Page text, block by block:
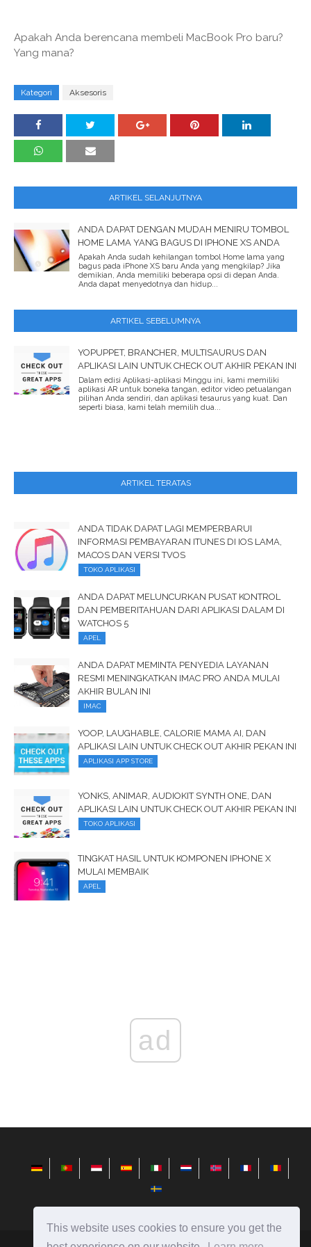
This website uses cookies to ensure you get the
Apakah Anda berencana membeli MacBook Pro baru?
Yang mana?
Kategori Aksesoris
ARTIKEL SELANJUTNYA
ANDA DAPAT DENGAN MUDAH MENIRU TOMBOL
HOME LAMA YANG BAGUS DI IPHONE XS ANDA
Apakah Anda sudah kehilangan tombol Home lama yang
bagus pada iPhone XS baru Anda yang mengkilap? Jika
demikian, Anda memiliki beberapa opsi di depan Anda.
Anda dapat menyedotnya dan hidup...
ARTIKEL SEBELUMNYA
YOPUPPET, BRANCHER, MULTISAURUS DAN
APLIKASI LAIN UNTUK CHECK OUT AKHIR PEKAN INI
Dalam edisi Aplikasi-aplikasi Minggu ini, kami memiliki
aplikasi AR untuk boneka tangan, editor video petualangan
pilihan Anda sendiri, dan aplikasi tesaurus yang kuat. Dan
seperti biasa, kami telah memilih dua...
ARTIKEL TERATAS
ANDA TIDAK DAPAT LAGI MEMPERBARUI
INFORMASI PEMBAYARAN ITUNES DI IOS LAMA,
MACOS DAN VERSI TVOS
TOKO APLIKASI
ANDA DAPAT MELUNCURKAN PUSAT KONTROL
DAN PEMBERITAHUAN DARI APLIKASI DALAM DI
WATCHOS 5
APEL
ANDA DAPAT MEMINTA PENYEDIA LAYANAN
RESMI MENINGKATKAN IMAC PRO ANDA MULAI
AKHIR BULAN INI
IMAC
YOOP, LAUGHABLE, CALORIE MAMA AI, DAN
APLIKASI LAIN UNTUK CHECK OUT AKHIR PEKAN INI
APLIKASI APP STORE
YONKS, ANIMAR, AUDIOKIT SYNTH ONE, DAN
APLIKASI LAIN UNTUK CHECK OUT AKHIR PEKAN INI
TOKO APLIKASI
TINGKAT HASIL UNTUK KOMPONEN IPHONE X
MULAI MEMBAIK
APEL
ad